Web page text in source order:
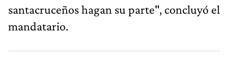
santacruceños hagan su parte", concluyó el
mandatario.